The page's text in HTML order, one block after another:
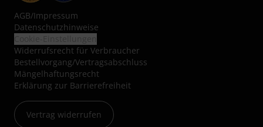
AGB/Impressum
Datenschutzhinweise
Widerrufsrecht für Verbraucher
Bestellvorgang/Vertragsabschluss
Mängelhaftungsrecht
Erklärung zur Barrierefreiheit
Vertrag widerrufen